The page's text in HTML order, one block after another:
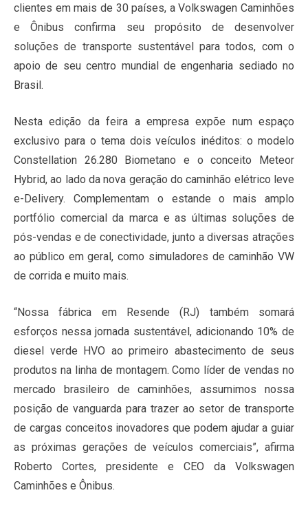
clientes em mais de 30 países, a Volkswagen Caminhões
e Ônibus confirma seu propósito de desenvolver
soluções de transporte sustentável para todos, com o
apoio de seu centro mundial de engenharia sediado no
Brasil.
Nesta edição da feira a empresa expõe num espaço
exclusivo para o tema dois veículos inéditos: o modelo
Constellation 26.280 Biometano e o conceito Meteor
Hybrid, ao lado da nova geração do caminhão elétrico leve
e-Delivery. Complementam o estande o mais amplo
portfólio comercial da marca e as últimas soluções de
pós-vendas e de conectividade, junto a diversas atrações
ao público em geral, como simuladores de caminhão VW
de corrida e muito mais.
“Nossa fábrica em Resende (RJ) também somará
esforços nessa jornada sustentável, adicionando 10% de
diesel verde HVO ao primeiro abastecimento de seus
produtos na linha de montagem. Como líder de vendas no
mercado brasileiro de caminhões, assumimos nossa
posição de vanguarda para trazer ao setor de transporte
de cargas conceitos inovadores que podem ajudar a guiar
as próximas gerações de veículos comerciais”, afirma
Roberto Cortes, presidente e CEO da Volkswagen
Caminhões e Ônibus.